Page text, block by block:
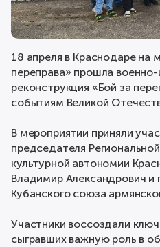
18 апреля в Краснодаре на
переправа» прошла военно-
реконструкция «Бой за
событиям Великой
В мероприятии приняли
председателя
культурной автономии
Владимир Александрович и
Кубанского союза
Участники воссоздали
сыгравших важную роль в